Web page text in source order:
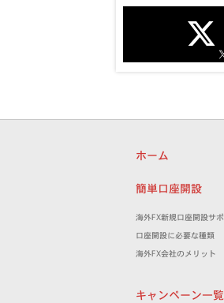
ホーム
簡単口座開設
海外FX新規口座開設サ
口座開設に必要な種類
海外FX会社のメリット
キャンペーン一覧